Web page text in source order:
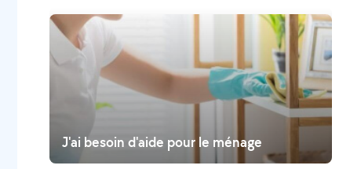
J'ai besoin d'aide pour le ménage